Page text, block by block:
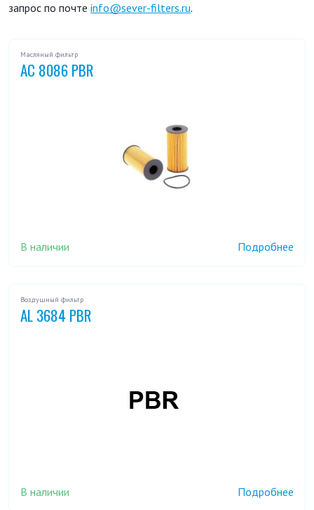
запрос по почте info@sever-filters.ru.
Масляный фильтр
AC 8086 PBR
В наличии Подробнее
Воздушный фильтр
AL 3684 PBR
В наличии Подробнее